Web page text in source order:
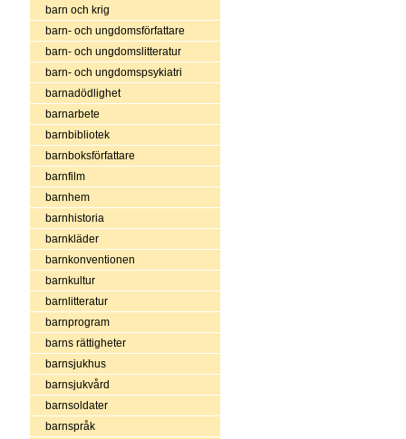
barn och krig
barn- och ungdomsförfattare
barn- och ungdomslitteratur
barn- och ungdomspsykiatri
barnadödlighet
barnarbete
barnbibliotek
barnboksförfattare
barnfilm
barnhem
barnhistoria
barnkläder
barnkonventionen
barnkultur
barnlitteratur
barnprogram
barns rättigheter
barnsjukhus
barnsjukvård
barnsoldater
barnspråk